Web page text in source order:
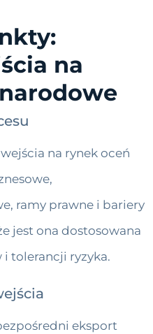
na
na rynek oceń
ramy prawne i bariery
jest ona dostosowana
tolerancji ryzyka.
eksport